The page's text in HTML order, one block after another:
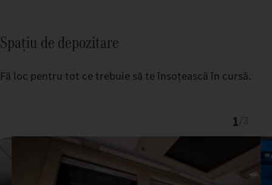
Spațiu de depozitare
Fă loc pentru tot ce trebuie să te însoțească în cursă.
1